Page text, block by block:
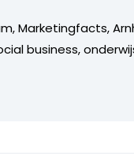
Marketingfacts,
business,